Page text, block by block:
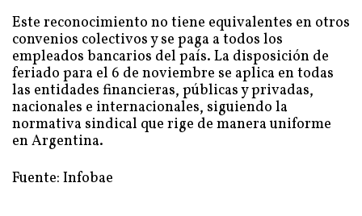
Este reconocimiento no tiene equivalentes en otros
convenios colectivos y se paga a todos los
empleados bancarios del país. La disposición de
feriado para el 6 de noviembre se aplica en todas
las entidades financieras, públicas y privadas,
nacionales e internacionales, siguiendo la
normativa sindical que rige de manera uniforme
en Argentina.
Fuente: Infobae